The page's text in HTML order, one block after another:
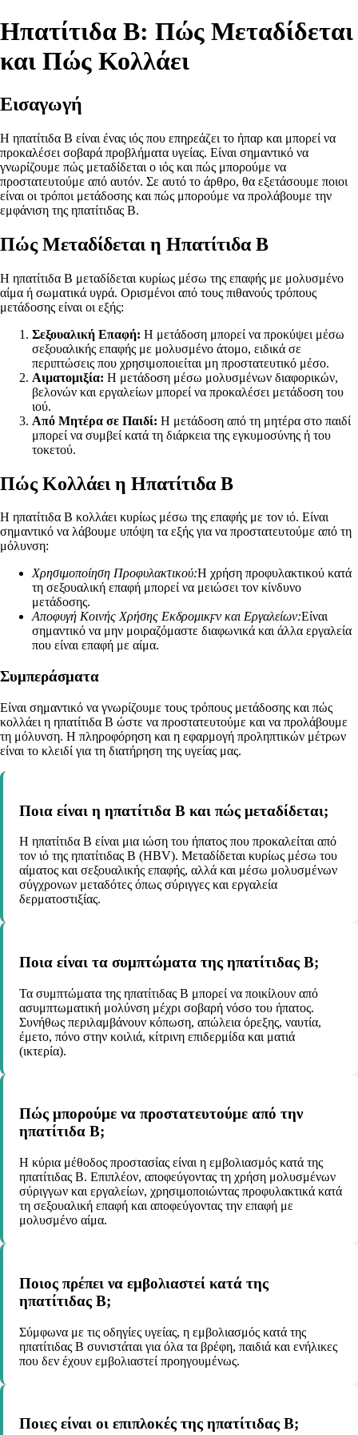
Ηπατίτιδα Β: Πώς Μεταδίδεται
και Πώς Κολλάει
Εισαγωγή
Η ηπατίτιδα Β είναι ένας ιός που επηρεάζει το ήπαρ και μπορεί να
προκαλέσει σοβαρά προβλήματα υγείας. Είναι σημαντικό να
γνωρίζουμε πώς μεταδίδεται ο ιός και πώς μπορούμε να
προστατευτούμε από αυτόν. Σε αυτό το άρθρο, θα εξετάσουμε ποιοι
είναι οι τρόποι μετάδοσης και πώς μπορούμε να προλάβουμε την
εμφάνιση της ηπατίτιδας Β.
Πώς Μεταδίδεται η Ηπατίτιδα Β
Η ηπατίτιδα Β μεταδίδεται κυρίως μέσω της επαφής με μολυσμένο
αίμα ή σωματικά υγρά. Ορισμένοι από τους πιθανούς τρόπους
μετάδοσης είναι οι εξής:
Σεξουαλική Επαφή: Η μετάδοση μπορεί να προκύψει μέσω
σεξουαλικής επαφής με μολυσμένο άτομο, ειδικά σε
περιπτώσεις που χρησιμοποιείται μη προστατευτικό μέσο.
Αιματομιξία: Η μετάδοση μέσω μολυσμένων διαφορικών,
βελονών και εργαλείων μπορεί να προκαλέσει μετάδοση του
ιού.
Από Μητέρα σε Παιδί: Η μετάδοση από τη μητέρα στο παιδί
μπορεί να συμβεί κατά τη διάρκεια της εγκυμοσύνης ή του
τοκετού.
Πώς Κολλάει η Ηπατίτιδα Β
Η ηπατίτιδα Β κολλάει κυρίως μέσω της επαφής με τον ιό. Είναι
σημαντικό να λάβουμε υπόψη τα εξής για να προστατευτούμε από τη
μόλυνση:
Χρησιμοποίηση Προφυλακτικού:Η χρήση προφυλακτικού κατά
τη σεξουαλική επαφή μπορεί να μειώσει τον κίνδυνο
μετάδοσης.
Αποφυγή Κοινής Χρήσης Εκδρομικϝν και Εργαλείων:Είναι
σημαντικό να μην μοιραζόμαστε διαφωνικά και άλλα εργαλεία
που είναι επαφή με αίμα.
Συμπεράσματα
Είναι σημαντικό να γνωρίζουμε τους τρόπους μετάδοσης και πώς
κολλάει η ηπατίτιδα Β ώστε να προστατευτούμε και να προλάβουμε
τη μόλυνση. Η πληροφόρηση και η εφαρμογή προληπτικών μέτρων
είναι το κλειδί για τη διατήρηση της υγείας μας.
Ποια είναι η ηπατίτιδα Β και πώς μεταδίδεται;
Η ηπατίτιδα Β είναι μια ιώση του ήπατος που προκαλείται από
τον ιό της ηπατίτιδας Β (HBV). Μεταδίδεται κυρίως μέσω του
αίματος και σεξουαλικής επαφής, αλλά και μέσω μολυσμένων
σύγχρονων μεταδότες όπως σύριγγες και εργαλεία
δερματοστιξίας.
Ποια είναι τα συμπτώματα της ηπατίτιδας Β;
Τα συμπτώματα της ηπατίτιδας Β μπορεί να ποικίλουν από
ασυμπτωματική μολύνση μέχρι σοβαρή νόσο του ήπατος.
Συνήθως περιλαμβάνουν κόπωση, απώλεια όρεξης, ναυτία,
έμετο, πόνο στην κοιλιά, κίτρινη επιδερμίδα και ματιά
(ικτερία).
Πώς μπορούμε να προστατευτούμε από την
ηπατίτιδα Β;
Η κύρια μέθοδος προστασίας είναι η εμβολιασμός κατά της
ηπατίτιδας Β. Επιπλέον, αποφεύγοντας τη χρήση μολυσμένων
σύριγγων και εργαλείων, χρησιμοποιώντας προφυλακτικά κατά
τη σεξουαλική επαφή και αποφεύγοντας την επαφή με
μολυσμένο αίμα.
Ποιος πρέπει να εμβολιαστεί κατά της
ηπατίτιδας Β;
Σύμφωνα με τις οδηγίες υγείας, η εμβολιασμός κατά της
ηπατίτιδας Β συνιστάται για όλα τα βρέφη, παιδιά και ενήλικες
που δεν έχουν εμβολιαστεί προηγουμένως.
Ποιες είναι οι επιπλοκές της ηπατίτιδας Β;